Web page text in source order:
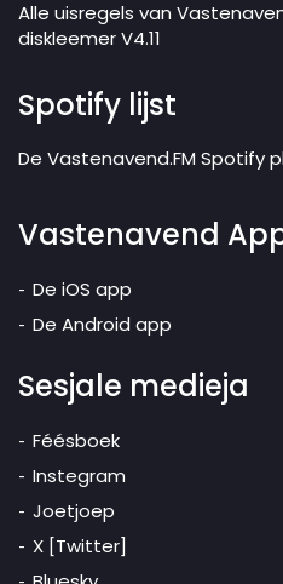
Alle uisregels van
diskleemer V4.11
Spotify lijst
De Vastenavend.FM Spotify
Vastenavend
De iOS app
De Android app
Sesjale medieja
Féésboek
Instegram
Joetjoep
X [Twitter]